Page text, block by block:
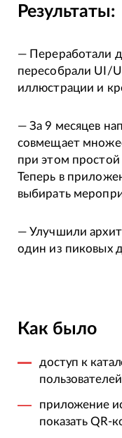
Результаты:
— Переработали
пересобрали UI/
иллюстрации и
— За 9 месяцев
совмещает
при этом простой
Теперь в
выбирать
— Улучшили
один из пиковых
Как было
доступ к
пользователей
приложение
показать QR-